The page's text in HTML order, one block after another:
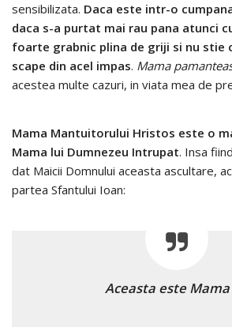
sensibilizata. Daca este intr-o
daca s-a purtat mai rau pana atunci
foarte grabnic plina de griji si nu stie
scape din acel impas. Mama
acestea multe cazuri, in viata mea de
Mama Mantuitorului Hristos este o
Mama lui Dumnezeu Intrupat. Insa
dat Maicii Domnului aceasta ascultare,
partea Sfantului Ioan:
Aceasta este